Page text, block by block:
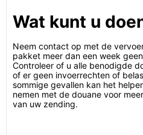
Wat kunt u
Neem contact op met de
pakket meer dan een week
Controleer of u alle benodigde
of er geen invoerrechten of
sommige gevallen kan het
nemen met de douane voor
van uw zending.